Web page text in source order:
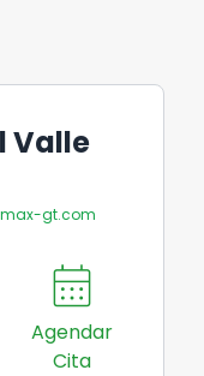
Valle
gt.com
calendar_month
Agendar
Cita